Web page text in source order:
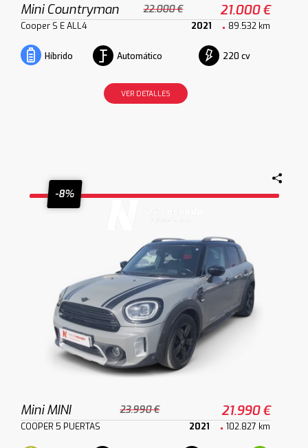
Mini Countryman 22.000 € 21.000 €
Cooper S E ALL4 2021 89.532 km
Híbrido Automático 220 cv
VER DETALLES
-8%
Mini MINI 23.990 € 21.990 €
COOPER 5 PUERTAS 2021 102.827 km